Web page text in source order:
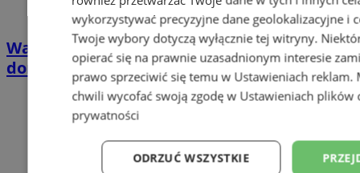
Wakacyjny wypoczynek nad Bałtykiem w
domkach Szmaragdowe Morze
wykorzystywać precyzyjne dane geolokalizacyjne i
Twoje wybory dotyczą wyłącznie tej witryny.
opierać się na prawnie uzasadnionym interesie
prawo sprzeciwić się temu w Ustawieniach reklam.
chwili wycofać swoją zgodę w Ustawieniach plików
prywatności
ODRZUĆ WSZYSTKIE